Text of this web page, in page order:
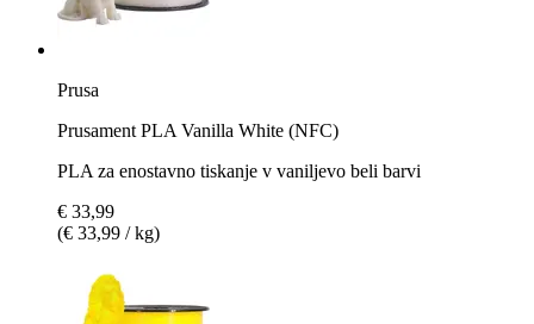
Prusa
Prusament PLA Vanilla White (NFC)
PLA za enostavno tiskanje v vaniljevo beli barvi
€ 33,99
(€ 33,99 / kg)